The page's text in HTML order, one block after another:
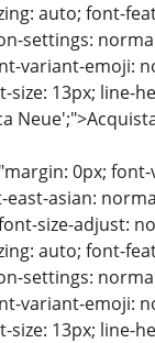
auto; font-
settings:
variant-emoji:
13px; line-
0px;
asian:
size-adjust:
auto; font-
settings:
variant-emoji:
13px; line-